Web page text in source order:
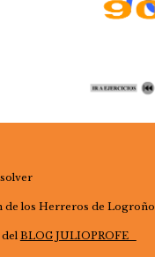
de los Herreros de Logroño
BLOG JULIOPROFE